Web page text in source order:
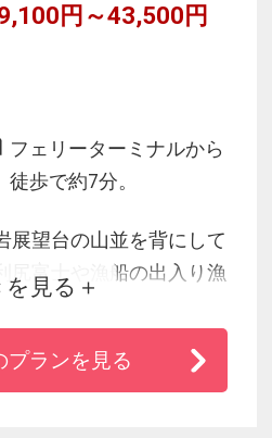
円～43,500円
フェリーターミナルから
徒歩で約7分。
展望台の山並を背にして
尻富士や漁船の出入り漁
深港の風景が眼前に広が
を見る
プランを見る